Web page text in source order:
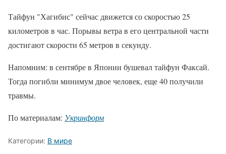
Тайфун "Хагибис" сейчас движется со скоростью 25
километров в час. Порывы ветра в его центральной части
достигают скорости 65 метров в секунду.
Напомним: в сентябре в Японии бушевал тайфун Факсай.
Тогда погибли минимум двое человек, еще 40 получили
травмы.
По материалам: Укринформ
Категории: В мире